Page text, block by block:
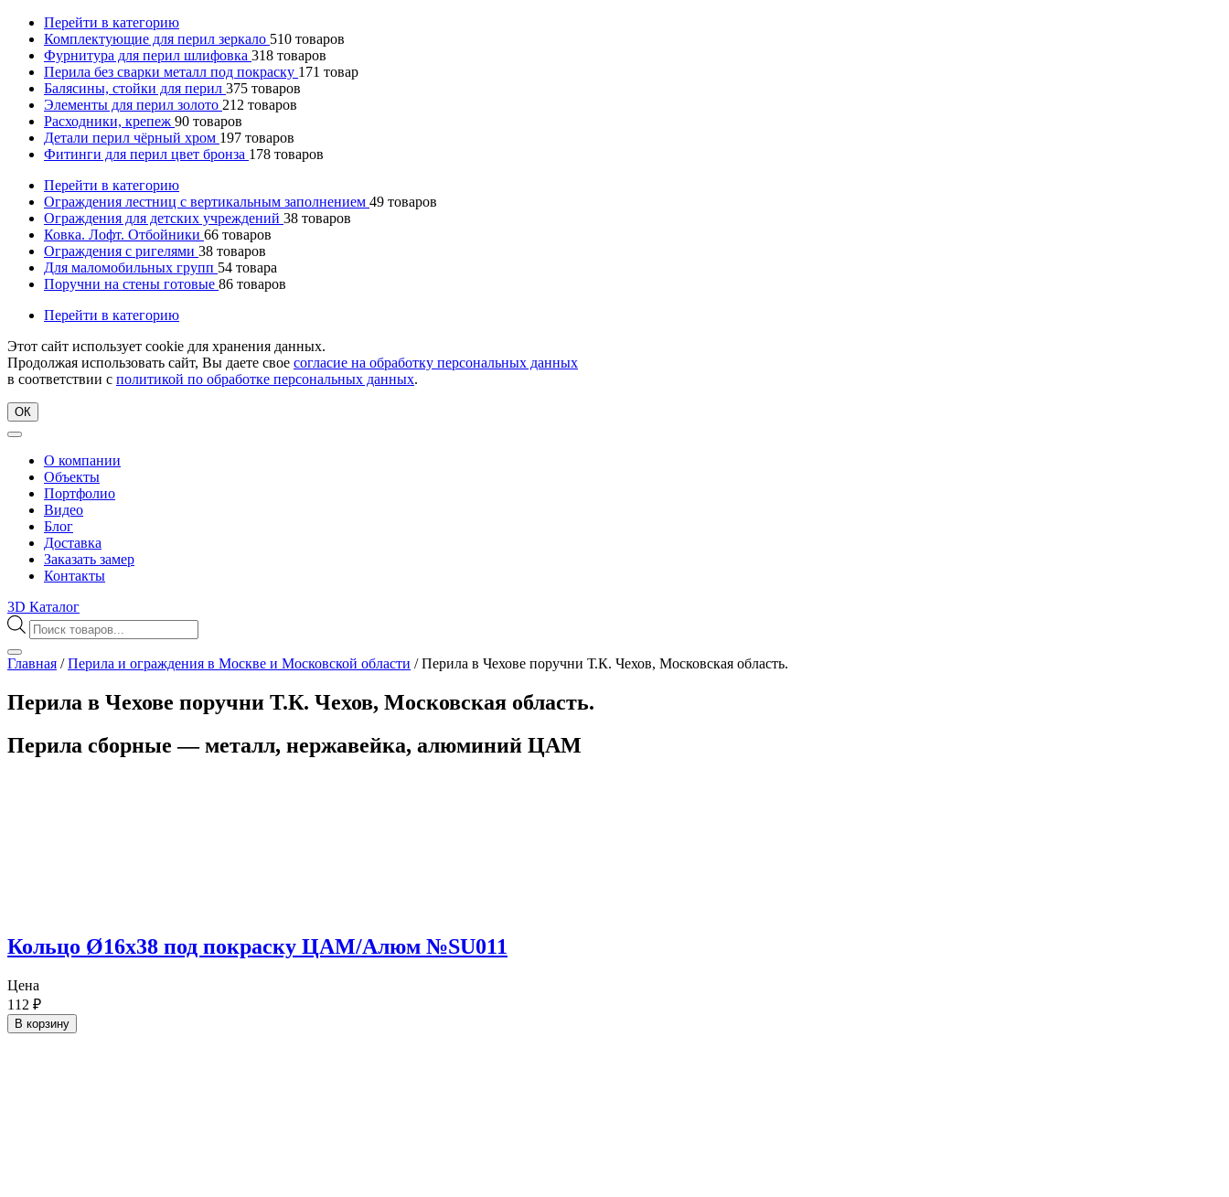
Перейти в категорию
Комплектующие для перил зеркало 510 товаров
Фурнитура для перил шлифовка 318 товаров
Перила без сварки металл под покраску 171 товар
Балясины, стойки для перил 375 товаров
Элементы для перил золото 212 товаров
Расходники, крепеж 90 товаров
Детали перил чёрный хром 197 товаров
Фитинги для перил цвет бронза 178 товаров
Перейти в категорию
Ограждения лестниц с вертикальным заполнением 49 товаров
Ограждения для детских учреждений 38 товаров
Ковка. Лофт. Отбойники 66 товаров
Ограждения с ригелями 38 товаров
Для маломобильных групп 54 товара
Поручни на стены готовые 86 товаров
Перейти в категорию
Этот сайт использует cookie для хранения данных.
Продолжая использовать сайт, Вы даете свое согласие на обработку персональных данных
в соответствии с политикой по обработке персональных данных.
ОК
О компании
Объекты
Портфолио
Видео
Блог
Доставка
Заказать замер
Контакты
3D Каталог
Поиск
товаров
Главная /Перила и ограждения в Москве и Московской области /Перила в Чехове поручни Т.К. Чехов, Московская область.
Перила в Чехове поручни Т.К. Чехов, Московская область.
Перила сборные — металл, нержавейка, алюминий ЦАМ
Кольцо Ø16х38 под покраску ЦАМ/Алюм №SU011
Цена
112 ₽
В корзину